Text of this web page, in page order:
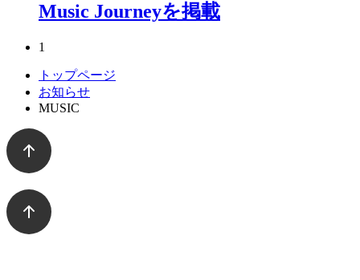
Music Journeyを掲載
1
トップページ
お知らせ
MUSIC